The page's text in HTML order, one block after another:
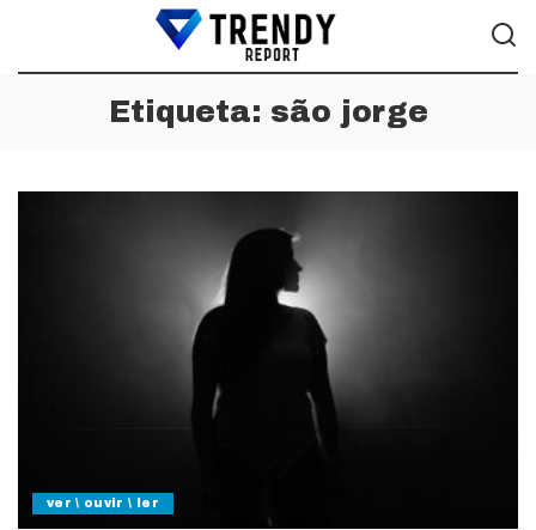
Etiqueta: são jorge
ver \ ouvir \ ler